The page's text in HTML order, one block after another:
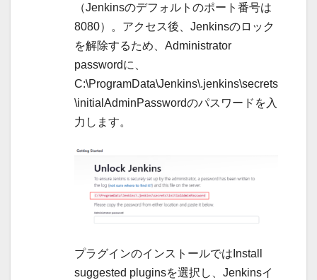
（Jenkinsのデフォルトのポート番号は
8080）。アクセス後、Jenkinsのロック
を解除するため、Administrator
passwordに、
C:\ProgramData\Jenkins\.jenkins\secrets
\initialAdminPasswordのパスワードを入
力します。
プラグインのインストールではInstall
suggested pluginsを選択し、Jenkinsイ